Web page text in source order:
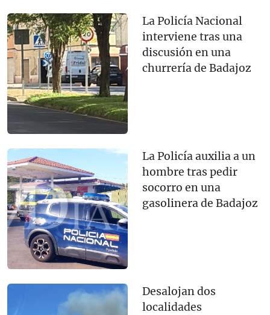
La Policía Nacional
interviene tras una
discusión en una
churrería de Badajoz
La Policía auxilia a un
hombre tras pedir
socorro en una
gasolinera de Badajoz
Desalojan dos
localidades